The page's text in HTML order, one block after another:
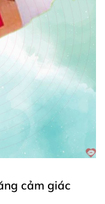
cảm giác